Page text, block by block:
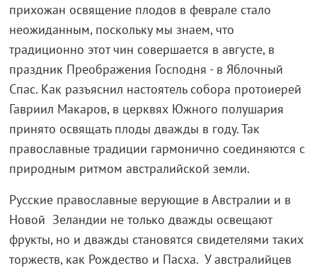
прихожан освящение плодов в феврале стало
неожиданным, поскольку мы знаем, что
традиционно этот чин совершается в августе, в
праздник Преображения Господня - в Яблочный
Спас. Как разъяснил настоятель собора протоиерей
Гавриил Макаров, в церквях Южного полушария
принято освящать плоды дважды в году. Так
православные традиции гармонично соединяются с
природным ритмом австралийской земли.
Русские православные верующие в Австралии и в
Новой Зеландии не только дважды освещают
фрукты, но и дважды становятся свидетелями таких
торжеств, как Рождество и Пасха. У австралийцев